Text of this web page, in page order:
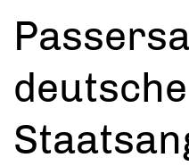
deutsche